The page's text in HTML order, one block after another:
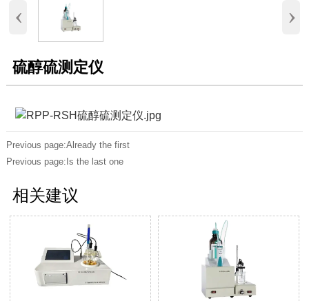
‹ ›
硫醇硫测定仪
Previous page:Already the first
Previous page:Is the last one
相关建议